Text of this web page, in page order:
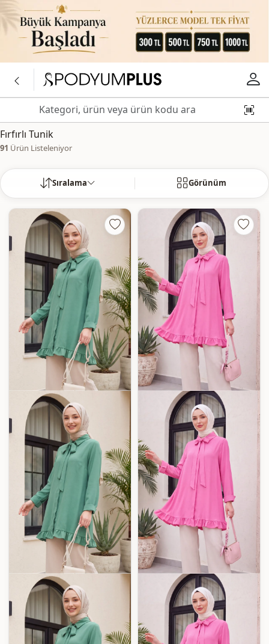
Fırfırlı Tunik
91 Ürün Listeleniyor
Sıralama Görünüm